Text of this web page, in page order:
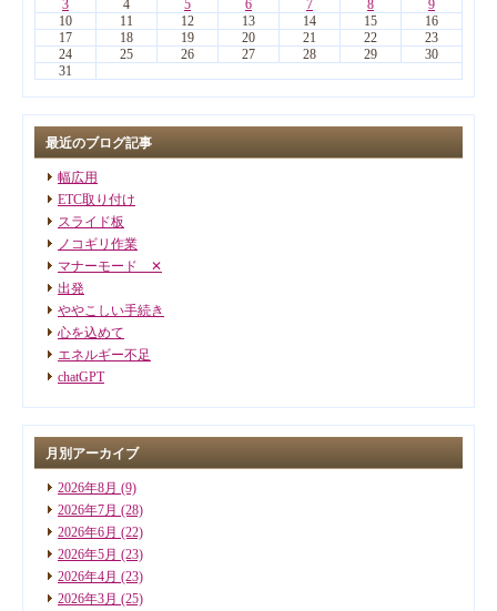
3
4 5 6 7 8
9
10
11 12 13 14 15
16
17
18 19 20 21 22
23
24
25 26 27 28 29
30
31
最近のブログ記事
幅広用
ETC取り付け
スライド板
ノコギリ作業
マナーモード ✕
出発
ややこしい手続き
心を込めて
エネルギー不足
chatGPT
月別アーカイブ
2026年8月 (9)
2026年7月 (28)
2026年6月 (22)
2026年5月 (23)
2026年4月 (23)
2026年3月 (25)